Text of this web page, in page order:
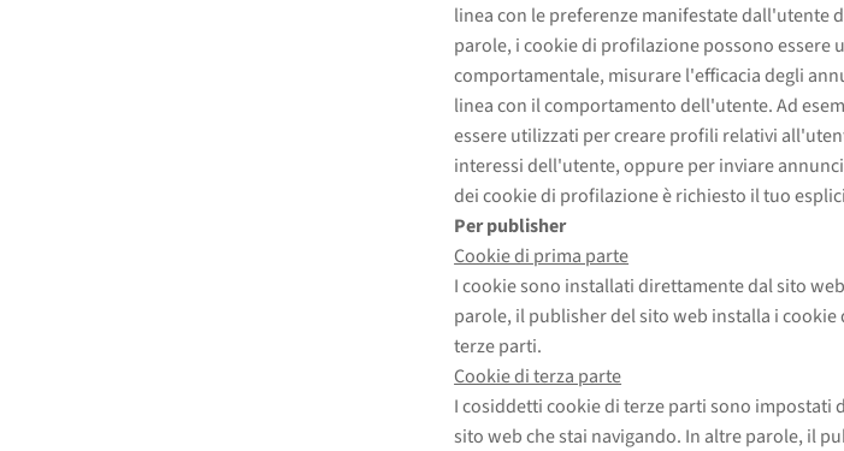
linea con le preferenze manifestate dall'utente
parole, i cookie di profilazione possono essere
comportamentale, misurare l'efficacia degli
linea con il comportamento dell'utente. Ad
essere utilizzati per creare profili relativi
interessi dell'utente, oppure per inviare
dei cookie di profilazione è richiesto il tuo
Per publisher
Cookie di prima parte
I cookie sono installati direttamente dal sito
parole, il publisher del sito web installa i
terze parti.
Cookie di terza parte
I cosiddetti cookie di terze parti sono
sito web che stai navigando. In altre parole, il